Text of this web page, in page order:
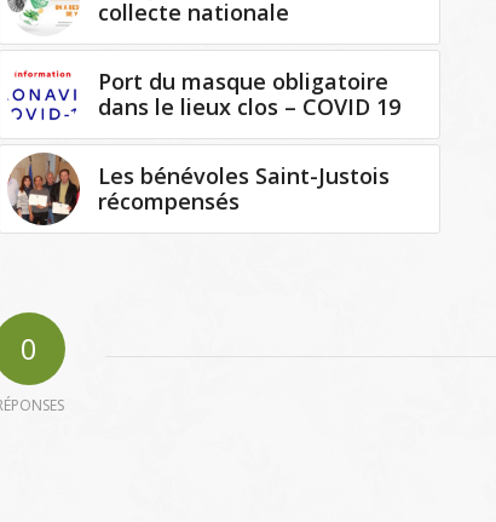
collecte nationale
Port du masque obligatoire
dans le lieux clos – COVID 19
Les bénévoles Saint-Justois
récompensés
0